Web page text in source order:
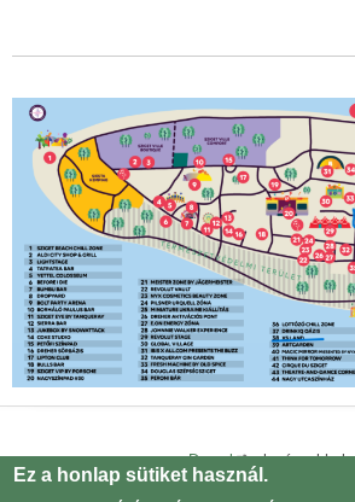
Drupal alapú webhely
Ez a honlap sütiket használ.